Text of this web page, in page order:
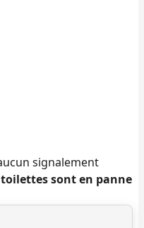
signalement
sont en panne